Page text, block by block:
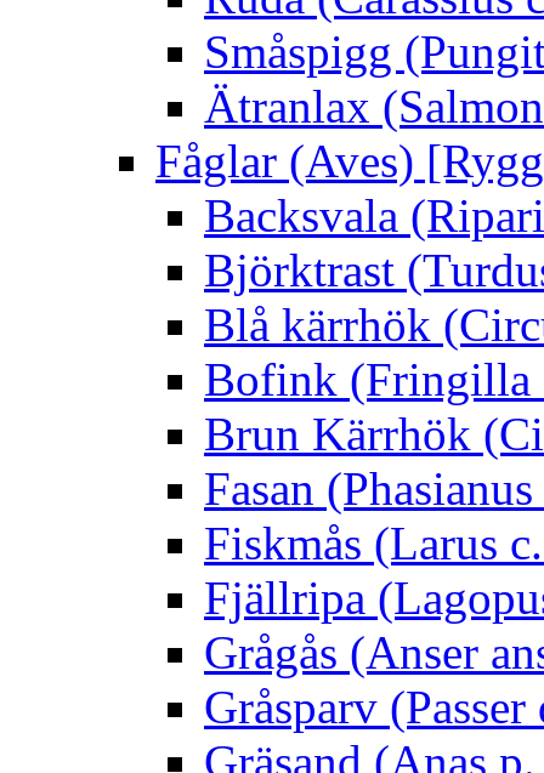
Småspigg
Ätranlax
Fåglar (Aves)
Backsvala
Björktrast
Blå kärrhök
Bofink (Fringilla
Brun Kärrhök
Fasan
Fiskmås (Larus
Fjällripa
Grågås (Anser
Gråsparv
Gräsand (Anas